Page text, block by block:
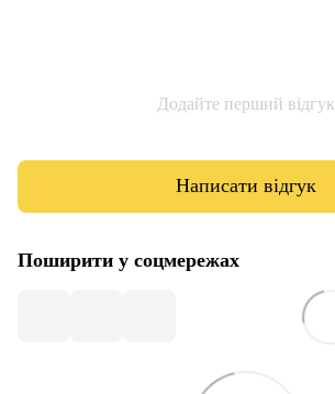
Додайте перший відгук
Написати відгук
Поширити у соцмережах